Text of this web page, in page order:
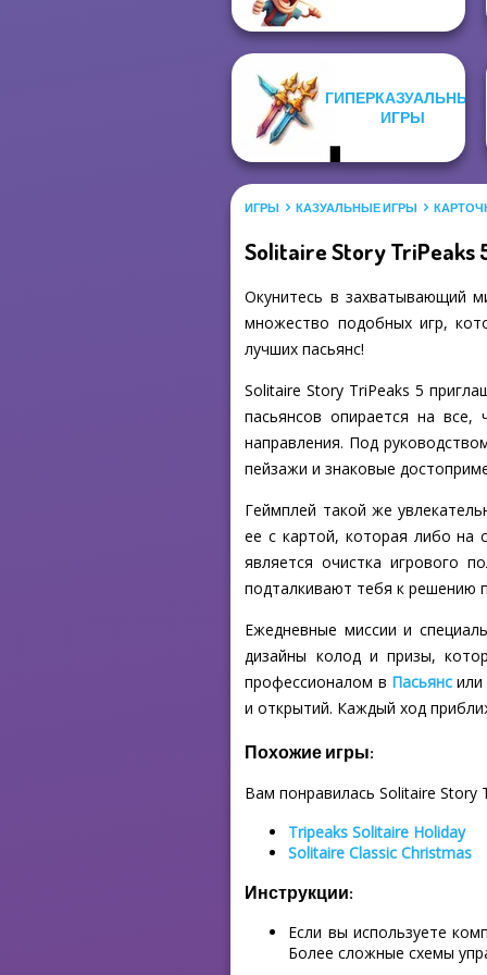
ГИПЕРКАЗУАЛЬНЫЕ
ИГРЫ
ИГРЫ КАЗУАЛЬНЫЕ ИГРЫ
Solitaire Story TriPeaks
Окунитесь в захватывающий
множество подобных игр,
лучших пасьянс!
Solitaire Story TriPeaks 5
пасьянсов опирается на
направления. Под
пейзажи и знаковые
Геймплей такой же
ее с картой, которая либо на
является очистка игрового
подталкивают тебя к решению
Ежедневные миссии и
дизайны колод и призы,
профессионалом в Пасьянс или
и открытий. Каждый ход
Похожие игры:
Вам понравилась Solitaire Story
Tripeaks Solitaire Holiday
Solitaire Classic Christmas
Инструкции:
Если вы используете
Более сложные схемы